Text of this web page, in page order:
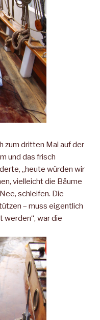
zum dritten Mal auf der
und das frisch
„heute würden wir
vielleicht die Bäume
schleifen. Die
– muss eigentlich
werden“, war die